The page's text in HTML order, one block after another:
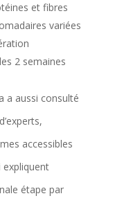
et fibres
variées
2 semaines
a aussi consulté
accessibles
expliquent
étape par